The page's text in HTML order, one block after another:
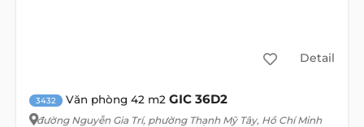
Detail
3432 Văn phòng 42 m2 GIC 36D2
đường Nguyễn Gia Trí, phường Thạnh Mỹ Tây, Hồ Chí Minh